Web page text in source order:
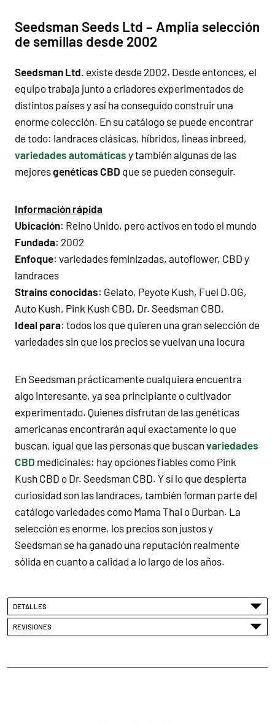
Seedsman Seeds Ltd – Amplia selección
de semillas desde 2002
Seedsman Ltd. existe desde 2002. Desde entonces, el
equipo trabaja junto a criadores experimentados de
distintos países y así ha conseguido construir una
enorme colección. En su catálogo se puede encontrar
de todo: landraces clásicas, híbridos, líneas inbreed,
variedades automáticas y también algunas de las
mejoresgenéticas CBD que se pueden conseguir.
Información rápida
Ubicación: Reino Unido, pero activos en todo el mundo
Fundada: 2002
Enfoque: variedades feminizadas, autoflower, CBD y
landraces
Strains conocidas: Gelato, Peyote Kush, Fuel D.OG,
Auto Kush, Pink Kush CBD, Dr. Seedsman CBD,
Ideal para: todos los que quieren una gran selección de
variedades sin que los precios se vuelvan una locura
En Seedsman prácticamente cualquiera encuentra
algo interesante, ya sea principiante o cultivador
experimentado. Quienes disfrutan de las genéticas
americanas encontrarán aquí exactamente lo que
buscan, igual que las personas que buscan variedades
CBD medicinales: hay opciones fiables como Pink
Kush CBD o Dr. Seedsman CBD. Y si lo que despierta
curiosidad son las landraces, también forman parte del
catálogo variedades como Mama Thai o Durban. La
selección es enorme, los precios son justos y
Seedsman se ha ganado una reputación realmente
sólida en cuanto a calidad a lo largo de los años.
DETALLES
REVISIONES